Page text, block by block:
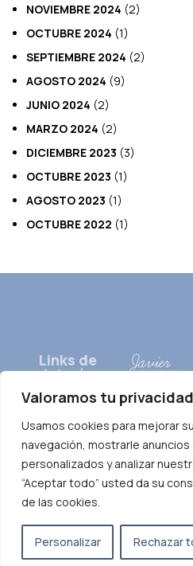
Valoramos tu privacidad
Usamos cookies para mejorar
navegación, mostrarle
personalizados y analizar
“Aceptar todo” usted da su
de las cookies.
Personalizar Rechazar
NOVIEMBRE 2024 (2)
OCTUBRE 2024 (1)
SEPTIEMBRE 2024 (2)
AGOSTO 2024 (9)
JUNIO 2024 (2)
MARZO 2024 (2)
DICIEMBRE 2023 (3)
OCTUBRE 2023 (1)
AGOSTO 2023 (1)
OCTUBRE 2022 (1)
Links de
Interés
Charlas y
Talleres
Servicios
Contáctenos
Correo
Teléfono
+34